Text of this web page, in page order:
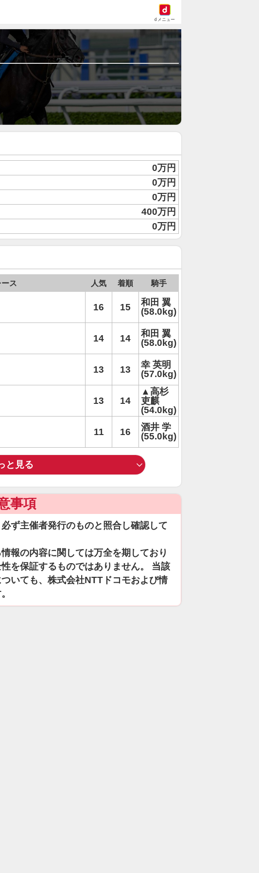
dメニュー
0万円
0万円
0万円
400万円
0万円
ース 人気 着順 騎手
16 15
和田 翼
(58.0kg)
14 14
和田 翼
(58.0kg)
13 13
幸 英明
(57.0kg)
13 14
▲高杉
吏麒
(54.0kg)
11 16
酒井 学
(55.0kg)
と見る
事項
ず主催者発行のものと照合し確認して
報の内容に関しては万全を期しており
を保証するものではありません。 当該
いても、株式会社NTTドコモおよび情